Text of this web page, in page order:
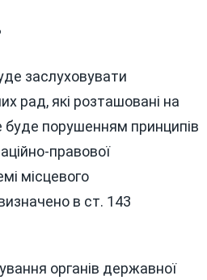
заслуховувати
рад, які розташовані на
буде порушенням принципів
правової
місцевого
в ст. 143
органів державної